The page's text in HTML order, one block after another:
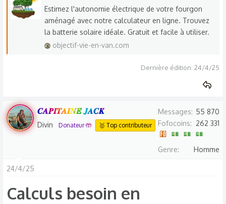
Estimez l'autonomie électrique de votre fourgon
aménagé avec notre calculateur en ligne. Trouvez
la batterie solaire idéale. Gratuit et facile à utiliser.
objectif-vie-en-van.com
Dernière édition: 24/4/25
𝑪𝑨𝑷𝑰𝑻𝑨𝑰𝑵𝑬 𝑱𝑨𝑪𝑲
Divin Donateur 🤲 🥇 Top contributeur
Messages
55 870
Fofocoins
262 331
Genre Homme
24/4/25
Calculs besoin en